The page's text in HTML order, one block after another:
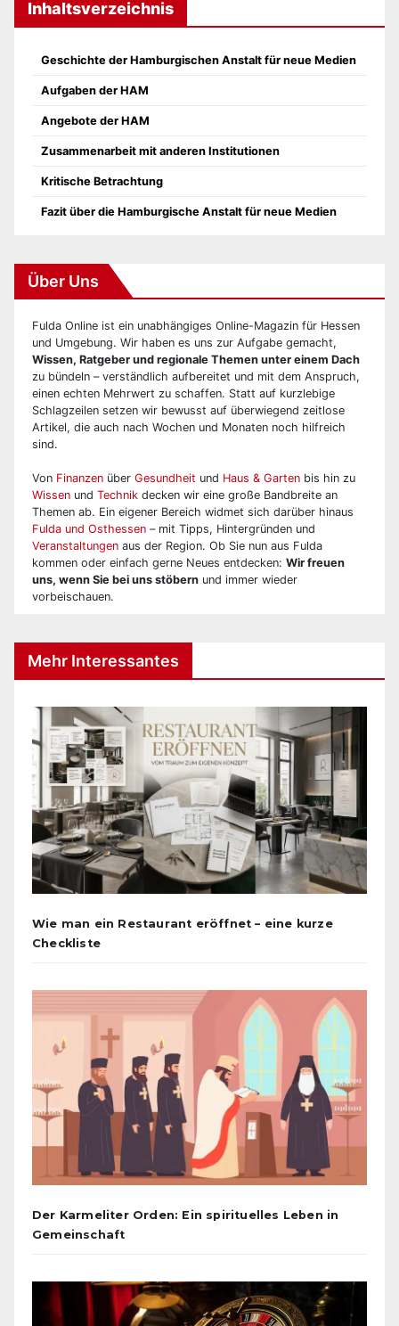
Inhaltsverzeichnis
Geschichte der Hamburgischen Anstalt für neue Medien
Aufgaben der HAM
Angebote der HAM
Zusammenarbeit mit anderen Institutionen
Kritische Betrachtung
Fazit über die Hamburgische Anstalt für neue Medien
Über Uns
Fulda Online ist ein unabhängiges Online-Magazin für Hessen
und Umgebung. Wir haben es uns zur Aufgabe gemacht,
Wissen, Ratgeber und regionale Themen unter einem Dach
zu bündeln – verständlich aufbereitet und mit dem Anspruch,
einen echten Mehrwert zu schaffen. Statt auf kurzlebige
Schlagzeilen setzen wir bewusst auf überwiegend zeitlose
Artikel, die auch nach Wochen und Monaten noch hilfreich
sind.
Von Finanzen über Gesundheit und Haus & Garten bis hin zu
Wissen und Technik decken wir eine große Bandbreite an
Themen ab. Ein eigener Bereich widmet sich darüber hinaus
Fulda und Osthessen – mit Tipps, Hintergründen und
Veranstaltungen aus der Region. Ob Sie nun aus Fulda
kommen oder einfach gerne Neues entdecken: Wir freuen
uns, wenn Sie bei uns stöbern und immer wieder
vorbeischauen.
Mehr Interessantes
Wie man ein Restaurant eröffnet – eine kurze
Checkliste
Der Karmeliter Orden: Ein spirituelles Leben in
Gemeinschaft